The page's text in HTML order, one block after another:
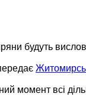
будуть
всі